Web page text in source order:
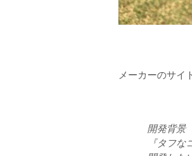
メーカーのサイ
開発背景
『タフ